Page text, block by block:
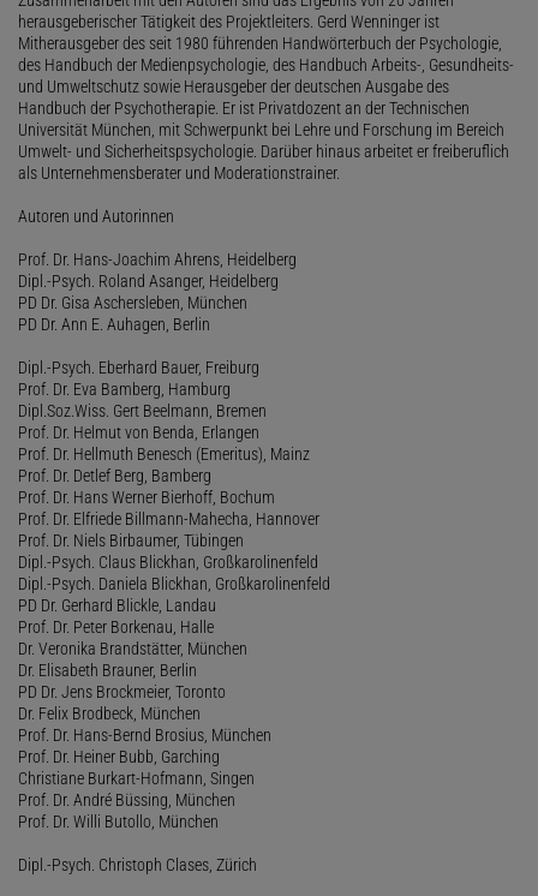
herausgeberischer Tätigkeit des Projektleiters. Gerd Wenninger ist
Mitherausgeber des seit 1980 führenden Handwörterbuch der Psychologie,
des Handbuch der Medienpsychologie, des Handbuch Arbeits-, Gesundheits-
und Umweltschutz sowie Herausgeber der deutschen Ausgabe des
Handbuch der Psychotherapie. Er ist Privatdozent an der Technischen
Universität München, mit Schwerpunkt bei Lehre und Forschung im Bereich
Umwelt- und Sicherheitspsychologie. Darüber hinaus arbeitet er freiberuflich
als Unternehmensberater und Moderationstrainer.
Autoren und Autorinnen
Prof. Dr. Hans-Joachim Ahrens, Heidelberg
Dipl.-Psych. Roland Asanger, Heidelberg
PD Dr. Gisa Aschersleben, München
PD Dr. Ann E. Auhagen, Berlin
Dipl.-Psych. Eberhard Bauer, Freiburg
Prof. Dr. Eva Bamberg, Hamburg
Dipl.Soz.Wiss. Gert Beelmann, Bremen
Prof. Dr. Helmut von Benda, Erlangen
Prof. Dr. Hellmuth Benesch (Emeritus), Mainz
Prof. Dr. Detlef Berg, Bamberg
Prof. Dr. Hans Werner Bierhoff, Bochum
Prof. Dr. Elfriede Billmann-Mahecha, Hannover
Prof. Dr. Niels Birbaumer, Tübingen
Dipl.-Psych. Claus Blickhan, Großkarolinenfeld
Dipl.-Psych. Daniela Blickhan, Großkarolinenfeld
PD Dr. Gerhard Blickle, Landau
Prof. Dr. Peter Borkenau, Halle
Dr. Veronika Brandstätter, München
Dr. Elisabeth Brauner, Berlin
PD Dr. Jens Brockmeier, Toronto
Dr. Felix Brodbeck, München
Prof. Dr. Hans-Bernd Brosius, München
Prof. Dr. Heiner Bubb, Garching
Christiane Burkart-Hofmann, Singen
Prof. Dr. André Büssing, München
Prof. Dr. Willi Butollo, München
Dipl.-Psych. Christoph Clases, Zürich